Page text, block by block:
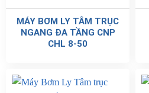
MÁY BƠM LY TÂM TRỤC
NGANG ĐA TẦNG CNP
CHL 8-50